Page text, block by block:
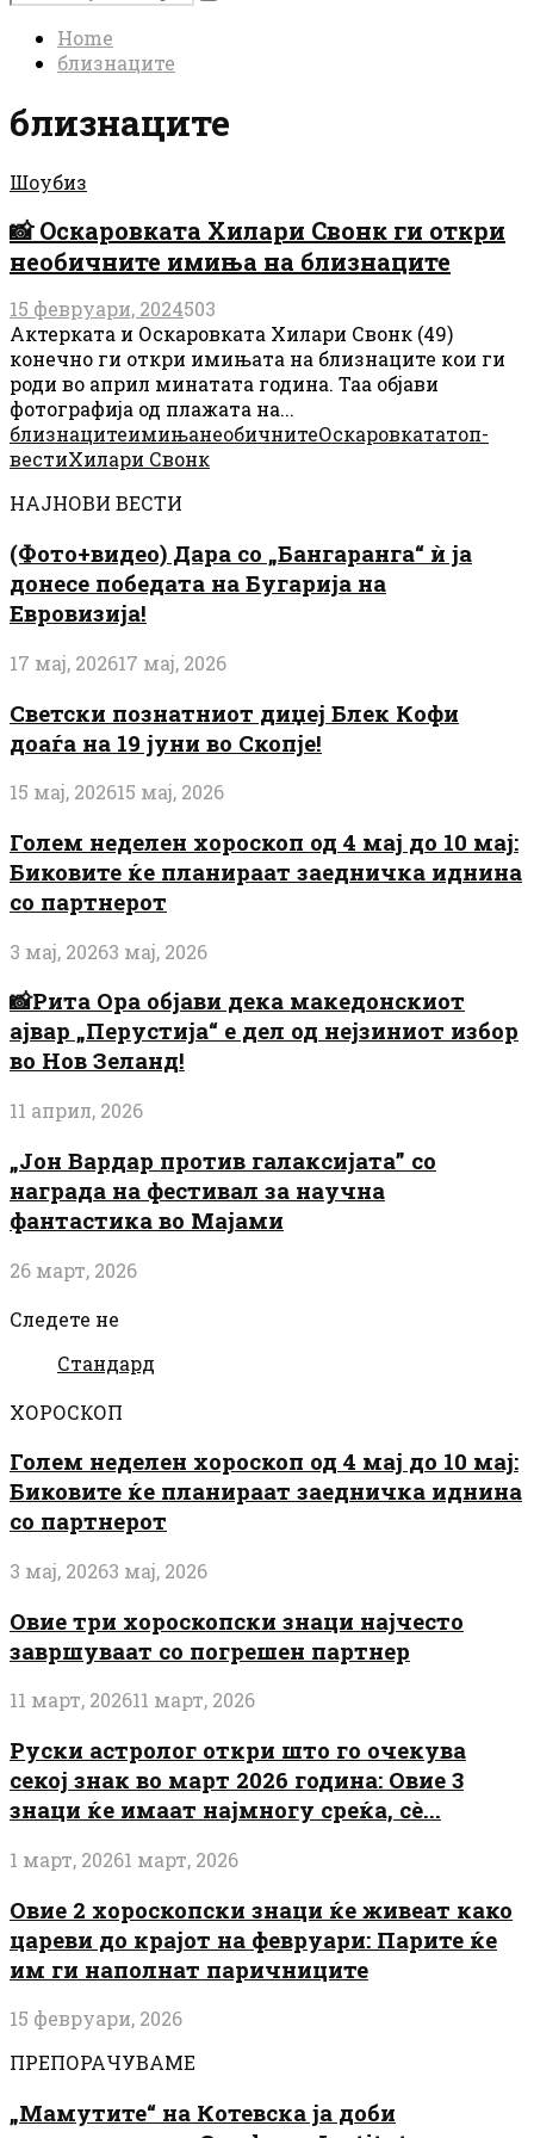
for:
Search
Home
близнаците
близнаците
Шоубиз
📸 Оскаровката Хилари Свонк ги откри
необичните имиња на близнаците
15 февруари, 2024503
Актерката и Оскаровката Хилари Свонк (49)
конечно ги откри имињата на близнаците кои ги
роди во април минатата година. Таа објави
фотографија од плажата на...
близнацитеимињанеобичнитеОскаровкататоп-
вестиХилари Свонк
НАЈНОВИ ВЕСТИ
(Фото+видео) Дара со „Бангаранга“ ѝ ја
донесе победата на Бугарија на
Евровизија!
17 мај, 202617 мај, 2026
Светски познатниот диџеј Блек Кофи
доаѓа на 19 јуни во Скопје!
15 мај, 202615 мај, 2026
Голем неделен хороскоп од 4 мај до 10 мај:
Биковите ќе планираат заедничка иднина
со партнерот
3 мај, 20263 мај, 2026
📸Рита Ора објави дека македонскиот
ајвар „Перустија“ е дел од нејзиниот избор
во Нов Зеланд!
11 април, 2026
„Јон Вардар против галаксијата” со
награда на фестивал за научна
фантастика во Мајами
26 март, 2026
Следете не
Стандард
ХОРОСКОП
Голем неделен хороскоп од 4 мај до 10 мај:
Биковите ќе планираат заедничка иднина
со партнерот
3 мај, 20263 мај, 2026
Овие три хороскопски знаци најчесто
завршуваат со погрешен партнер
11 март, 202611 март, 2026
Руски астролог откри што го очекува
секој знак во март 2026 година: Овие 3
знаци ќе имаат најмногу среќа, сè...
1 март, 20261 март, 2026
Овие 2 хороскопски знаци ќе живеат како
цареви до крајот на февруари: Парите ќе
им ги наполнат паричниците
15 февруари, 2026
ПРЕПОРАЧУВАМЕ
„Мамутите“ на Котевска ја доби